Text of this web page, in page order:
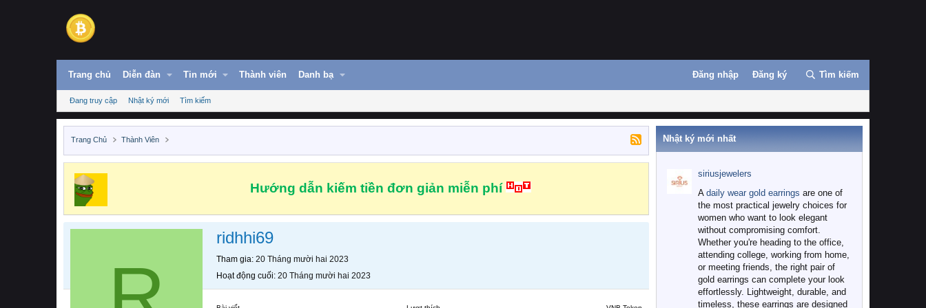
Trang chủ Diễn đàn Tin mới Thành viên Danh bạ Đăng nhập Đăng ký Tìm kiếm
Đang truy cập Nhật ký mới Tìm kiếm
Trang Chủ Thành Viên
Hướng dẫn kiếm tiền đơn giản miễn phí
ridhhi69
Tham gia 20 Tháng mười hai 2023
Hoạt động cuối 20 Tháng mười hai 2023
Nhật ký mới nhất
siriusjewelers
A daily wear gold earrings are one of
the most practical jewelry choices for
women who want to look elegant
without compromising comfort.
Whether you're heading to the office,
attending college, working from home,
or meeting friends, the right pair of
gold earrings can complete your look
effortlessly. Lightweight, durable, and
timeless, these earrings are designed